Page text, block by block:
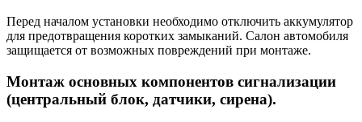
Перед началом установки необходимо отключить аккумулятор
для предотвращения коротких замыканий. Салон автомобиля
защищается от возможных повреждений при монтаже.
Монтаж основных компонентов сигнализации
(центральный блок, датчики, сирена).